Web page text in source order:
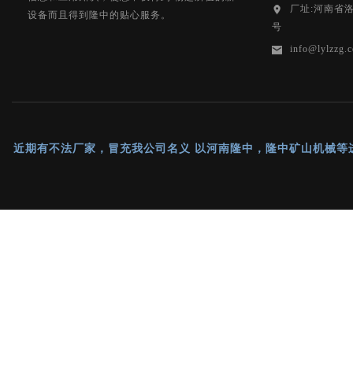
设备而且得到隆中的贴心服务。
厂址:河南省
号
近期有不法厂家，冒充我公司名义 以河南隆中，隆中矿山机械